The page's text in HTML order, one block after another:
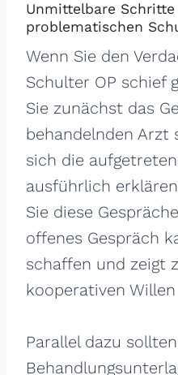
Unmittelbare
problematischen
Wenn Sie den
Schulter OP schief
Sie zunächst das
behandelnden Arzt
sich die
ausführlich
Sie diese
offenes Gespräch
schaffen und zeigt
kooperativen Willen
Parallel dazu